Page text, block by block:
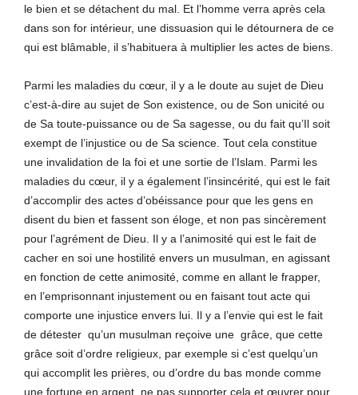
le bien et se détachent du mal. Et l’homme verra après cela
dans son for intérieur, une dissuasion qui le détournera de ce
qui est blâmable, il s’habituera à multiplier les actes de biens.
Parmi les maladies du cœur, il y a le doute au sujet de Dieu
c’est-à-dire au sujet de Son existence, ou de Son unicité ou
de Sa toute-puissance ou de Sa sagesse, ou du fait qu’Il soit
exempt de l’injustice ou de Sa science. Tout cela constitue
une invalidation de la foi et une sortie de l’Islam. Parmi les
maladies du cœur, il y a également l’insincérité, qui est le fait
d’accomplir des actes d’obéissance pour que les gens en
disent du bien et fassent son éloge, et non pas sincèrement
pour l’agrément de Dieu. Il y a l’animosité qui est le fait de
cacher en soi une hostilité envers un musulman, en agissant
en fonction de cette animosité, comme en allant le frapper,
en l’emprisonnant injustement ou en faisant tout acte qui
comporte une injustice envers lui. Il y a l’envie qui est le fait
de détester qu’un musulman reçoive une grâce, que cette
grâce soit d’ordre religieux, par exemple si c’est quelqu’un
qui accomplit les prières, ou d’ordre du bas monde comme
une fortune en argent, ne pas supporter cela et œuvrer pour